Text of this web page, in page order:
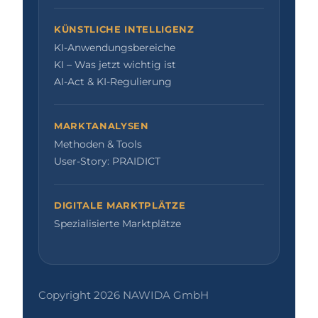
KÜNSTLICHE INTELLIGENZ
KI-Anwendungsbereiche
KI – Was jetzt wichtig ist
AI-Act & KI-Regulierung
MARKTANALYSEN
Methoden & Tools
User-Story: PRAIDICT
DIGITALE MARKTPLÄTZE
Spezialisierte Marktplätze
Copyright 2026 NAWIDA GmbH